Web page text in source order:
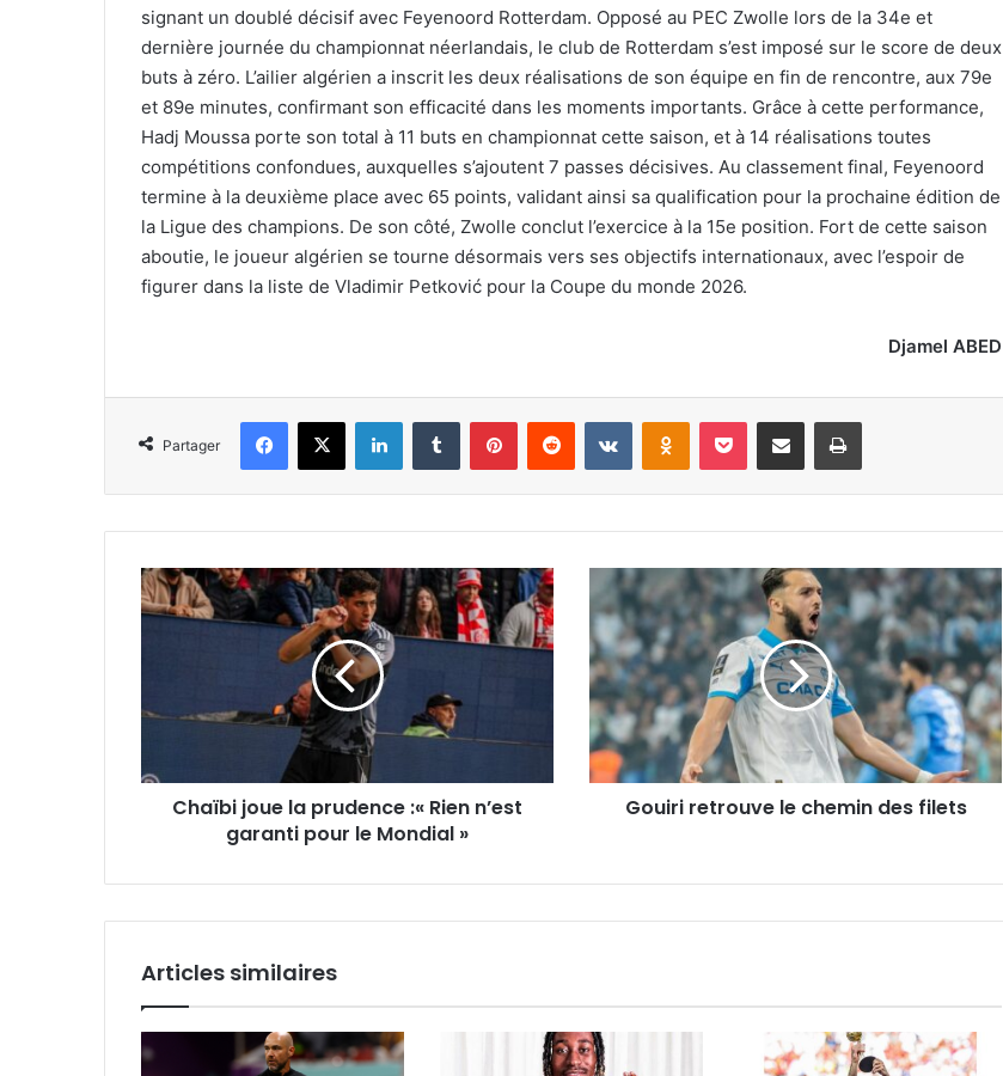
signant un doublé décisif avec Feyenoord Rotterdam. Opposé au PEC Zwolle lors de la 34e et
dernière journée du championnat néerlandais, le club de Rotterdam s’est imposé sur le score de deux
buts à zéro. L’ailier algérien a inscrit les deux réalisations de son équipe en fin de rencontre, aux 79e
et 89e minutes, confirmant son efficacité dans les moments importants. Grâce à cette performance,
Hadj Moussa porte son total à 11 buts en championnat cette saison, et à 14 réalisations toutes
compétitions confondues, auxquelles s’ajoutent 7 passes décisives. Au classement final, Feyenoord
termine à la deuxième place avec 65 points, validant ainsi sa qualification pour la prochaine édition de
la Ligue des champions. De son côté, Zwolle conclut l’exercice à la 15e position. Fort de cette saison
aboutie, le joueur algérien se tourne désormais vers ses objectifs internationaux, avec l’espoir de
figurer dans la liste de Vladimir Petković pour la Coupe du monde 2026.
Djamel ABED
Partager
Facebook
X LinkedinTumblr PinterestReddit VKontakteOdnoklassniki
Pocket Partager par email Imprimer
Chaïbi
joue
pour
Chaïbi joue la prudence :« Rien n’est
garanti pour le Mondial »
Gouiri
retrouve
chemin
des
filets
Gouiri retrouve le chemin des filets
Articles similaires